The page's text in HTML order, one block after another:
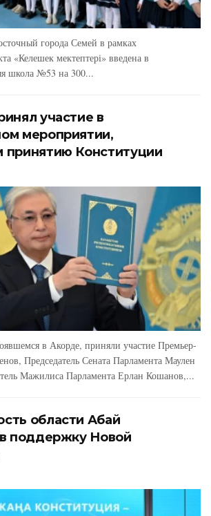
города Семей в рамках
«Келешек мектептері» введена в
школа №53 на 300...
участие в
мероприятии,
принятию Конституции
в Акорде, приняли участие Премьер-
Председатель Сената Парламента Маулен
Мажилиса Парламента Ерлан Кошанов,...
области Абай
поддержку Новой